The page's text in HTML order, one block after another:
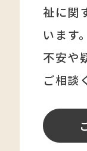
祉に関
います。
不安や
ご相談